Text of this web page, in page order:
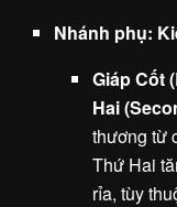
Nhánh phụ:
Giáp Cốt
Hai
thương từ
Thứ Hai
rỉa, tùy